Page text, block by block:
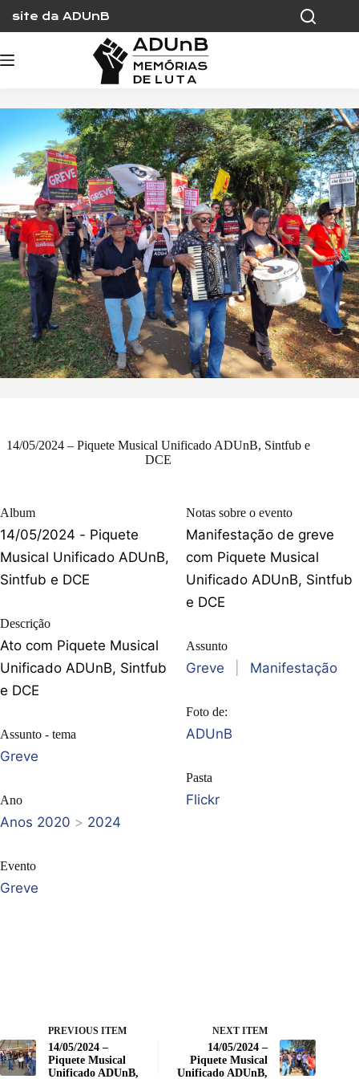
content
site da ADUnB
14/05/2024 – Piquete Musical Unificado ADUnB, Sintfub e
DCE
Album
14/05/2024 - Piquete
Musical Unificado ADUnB,
Sintfub e DCE
Descrição
Ato com Piquete Musical
Unificado ADUnB, Sintfub
e DCE
Assunto - tema
Greve
Ano
Anos 2020 > 2024
Evento
Greve
Notas sobre o evento
Manifestação de greve
com Piquete Musical
Unificado ADUnB, Sintfub
e DCE
Assunto
Greve Manifestação
Foto de:
ADUnB
Pasta
Flickr
PREVIOUS ITEM
14/05/2024 –
Piquete Musical
Unificado ADUnB,
NEXT ITEM
14/05/2024 –
Piquete Musical
Unificado ADUnB,